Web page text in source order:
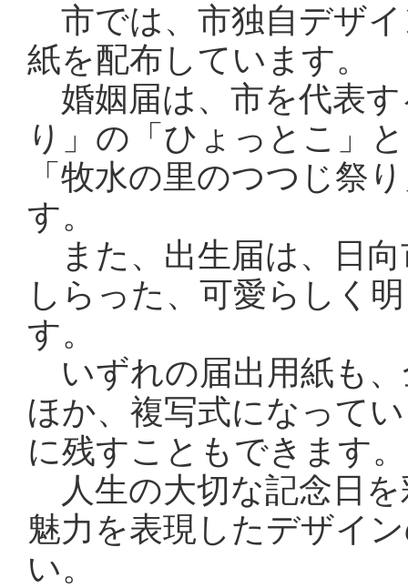
市では、市独自デザ
紙を配布しています。
婚姻届は、市を代表
り」の「ひょっとこ」
「牧水の里のつつじ祭
す。
また、出生届は、日
しらった、可愛らしく
す。
いずれの届出用紙も
ほか、複写式になって
に残すこともできます。
人生の大切な記念日
魅力を表現したデザイ
い。